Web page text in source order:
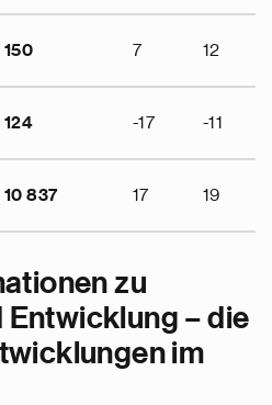
150 7 12
124 -17 -11
10 837 17 19
zu
Entwicklung – die
im